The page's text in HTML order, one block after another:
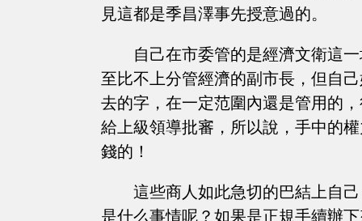
見這都是季昌澤事先授意過的。
自己在市委管的是經濟文衛這
至比不上分管經濟的副市長，但自
去的字，在一定范圍內還是管用的
給上級領導批審，所以說，手中的
錢的！
這些商人如此急切的巴結上自
是什么事情呢？如果是正規手續辦